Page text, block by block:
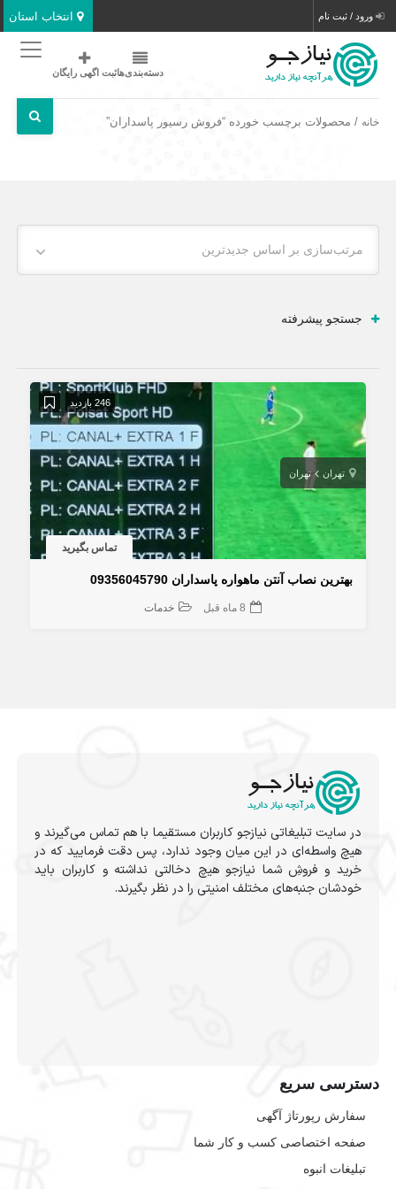
انتخاب استان ورود / ثبت نام
دسته‌بندی‌هاثبت اگهی رایگان
خانه / محصولات برچسب خورده “فروش رسیور پاسداران”
مرتب‌سازی بر اساس جدیدترین
جستجو پیشرفته
246 بازدید
تهران تهران
تماس بگیرید
بهترین نصاب آنتن ماهواره پاسداران 09356045790
8 ماه قبل خدمات
در سایت تبلیغاتی نیازجو کاربران مستقیما با هم تماس می‌گیرند و
هیچ واسطه‌ای در این میان وجود ندارد، پس دقت فرمایید که در
خرید و فروشِ شما نیازجو هیچ دخالتی نداشته و کاربران باید
خودشان جنبه‌های مختلف امنیتی را در نظر بگیرند.
دسترسی سریع
سفارش رپورتاژ آگهی
صفحه اختصاصی کسب و کار شما
تبلیغات انبوه